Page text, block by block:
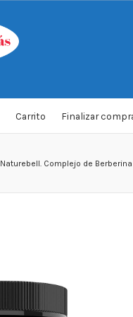
Carrito Finalizar
Naturebell. Complejo de